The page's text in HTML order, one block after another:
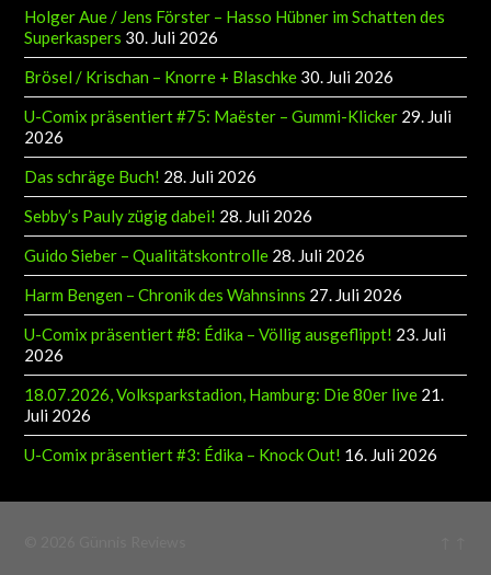
Holger Aue / Jens Förster – Hasso Hübner im Schatten des
Superkaspers 30. Juli 2026
Brösel / Krischan – Knorre + Blaschke 30. Juli 2026
U-Comix präsentiert #75: Maëster – Gummi-Klicker 29. Juli
2026
Das schräge Buch! 28. Juli 2026
Sebby’s Pauly zügig dabei! 28. Juli 2026
Guido Sieber – Qualitätskontrolle 28. Juli 2026
Harm Bengen – Chronik des Wahnsinns 27. Juli 2026
U-Comix präsentiert #8: Édika – Völlig ausgeflippt! 23. Juli
2026
18.07.2026, Volksparkstadion, Hamburg: Die 80er live 21.
Juli 2026
U-Comix präsentiert #3: Édika – Knock Out! 16. Juli 2026